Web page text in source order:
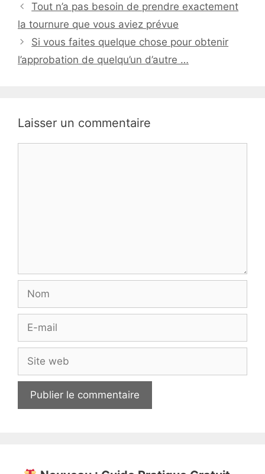
Tout n’a pas besoin de prendre exactement
la tournure que vous aviez prévue
Si vous faites quelque chose pour obtenir
l’approbation de quelqu’un d’autre …
Laisser un commentaire
Nom
Site
web